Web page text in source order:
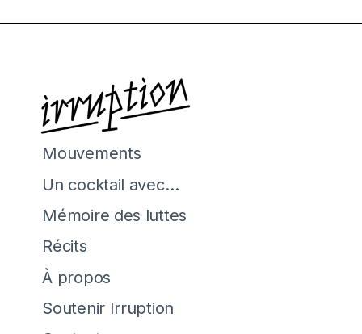
Mouvements
Un cocktail avec…
Mémoire des luttes
Récits
À propos
Soutenir Irruption